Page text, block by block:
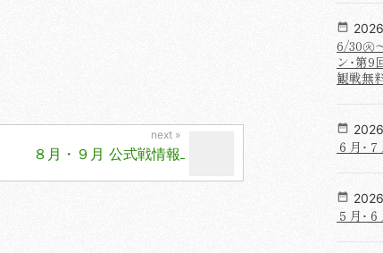
８月・９月 公式戦情報
6/30㊋
ン･第9
観戦無
６月･
５月･